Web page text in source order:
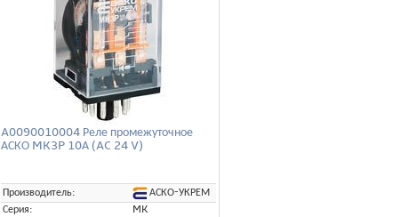
A0090010004 Реле промежуточное
АСКО MK3P 10А (AC 24 V)
Производитель:
АСКО-УКРЕМ
Серия:
MK